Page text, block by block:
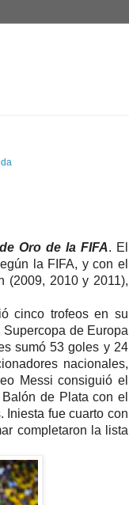
Oro de la FIFA. El
la FIFA, y con el
(2009, 2010 y 2011),
cinco trofeos en su
Supercopa de Europa
sumó 53 goles y 24
nacionales,
Messi consiguió el
de Plata con el
Iniesta fue cuarto con
completaron la lista